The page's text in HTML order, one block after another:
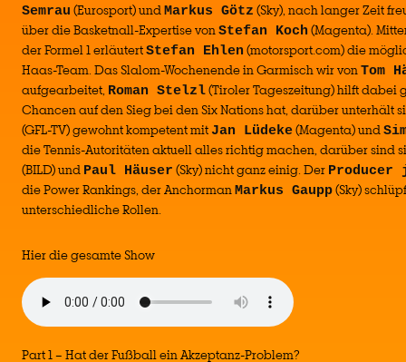
Semrau (Eurosport) undMarkus Götz (Sky), nach langer Zeit
über die Basketnall-Expertise vonStefan Koch (Magenta).
der Formel 1 erläutertStefan Ehlen (motorsport.com) die
Haas-Team. Das Slalom-Wochenende in Garmisch wir vonTom
aufgearbeitet, Roman Stelzl(Tiroler Tageszeitung) hilft dabei
Chancen auf den Sieg bei den Six Nations hat, darüber unterhält
(GFL-TV) gewohnt kompetent mitJan Lüdeke(Magenta) und
die Tennis-Autoritäten aktuell alles richtig machen, darüber sind
(BILD) und Paul Häuser (Sky) nicht ganz einig. Der
die Power Rankings, der AnchormanMarkus Gaupp(Sky)
unterschiedliche Rollen.
Hier die gesamte Show
Part 1 – Hat der Fußball ein Akzeptanz-Problem?